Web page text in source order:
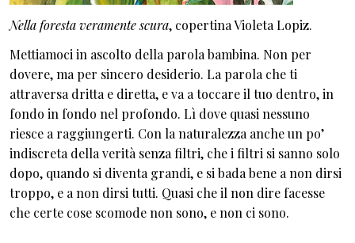
Nella foresta veramente scura, copertina Violeta Lopiz.
Mettiamoci in ascolto della parola bambina. Non per
dovere, ma per sincero desiderio. La parola che ti
attraversa dritta e diretta, e va a toccare il tuo dentro, in
fondo in fondo nel profondo. Lì dove quasi nessuno
riesce a raggiungerti. Con la naturalezza anche un po’
indiscreta della verità senza filtri, che i filtri si sanno solo
dopo, quando si diventa grandi, e si bada bene a non dirsi
troppo, e a non dirsi tutti. Quasi che il non dire facesse
che certe cose scomode non sono, e non ci sono.